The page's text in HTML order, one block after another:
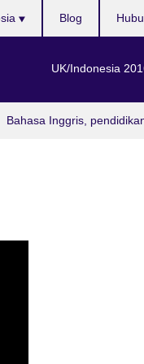
Bahasa Inggris,
UK/Indonesia
Blog